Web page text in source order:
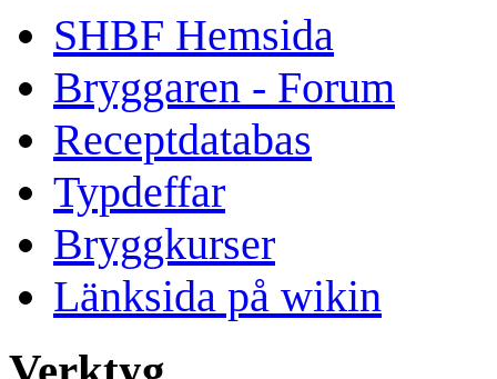
SHBF Hemsida
Bryggaren - Forum
Receptdatabas
Typdeffar
Bryggkurser
Länksida på wikin